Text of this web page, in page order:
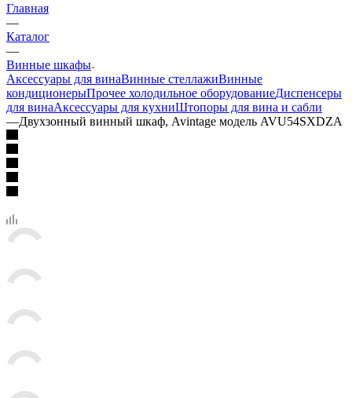
Главная
—
Каталог
—
Винные шкафы
Аксессуары для винаВинные стеллажиВинные
кондиционерыПрочее холодильное оборудованиеДиспенсеры
для винаАксессуары для кухниШтопоры для вина и сабли
—Двухзонный винный шкаф, Avintage модель AVU54SXDZA